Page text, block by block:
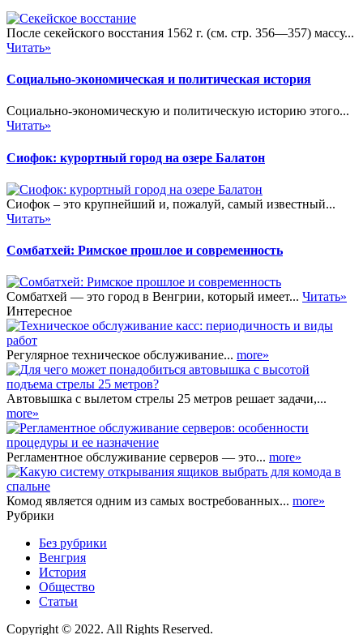
После секейского восстания 1562 г. (см. стр. 356—357) массу...
Читать»
Социально-экономическая и политическая история
Социально-экономическую и политическую историю этого...
Читать»
Сиофок: курортный город на озере Балатон
Сиофок – это крупнейший и, пожалуй, самый известный...
Читать»
Сомбатхей: Римское прошлое и современность
Сомбатхей — это город в Венгрии, который имеет... Читать»
Интересное
Регулярное техническое обслуживание... more»
Автовышка с вылетом стрелы 25 метров решает задачи,...
more»
Регламентное обслуживание серверов — это... more»
Комод является одним из самых востребованных... more»
Рубрики
Без рубрики
Венгрия
История
Общество
Статьи
Copyright © 2022. All Rights Reserved.